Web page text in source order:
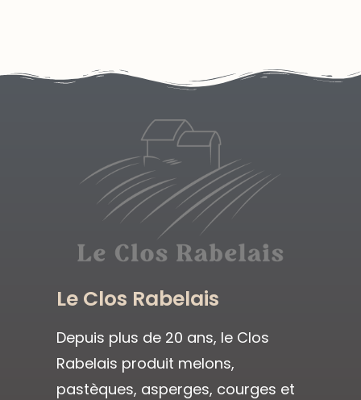
Le Clos Rabelais
Depuis plus de 20 ans, le Clos
Rabelais produit melons,
pastèques, asperges, courges et